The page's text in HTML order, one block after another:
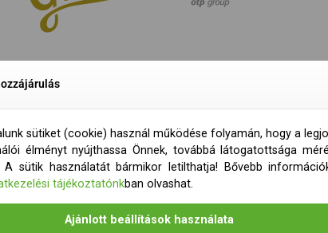
sütiket (cookie) használ működése folyamán, hogy a
élményt nyújthassa Önnek, továbbá látogatottsága
A sütik használatát bármikor letilthatja! Bővebb
tájékoztatónkban olvashat.
Ajánlott beállítások használata